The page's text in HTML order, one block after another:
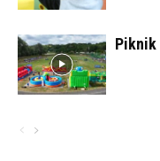
Piknik